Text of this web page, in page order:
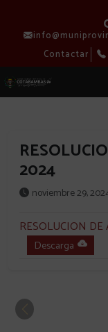
Contactar
2024
noviembre 29,
RESOLUCION
Descarga